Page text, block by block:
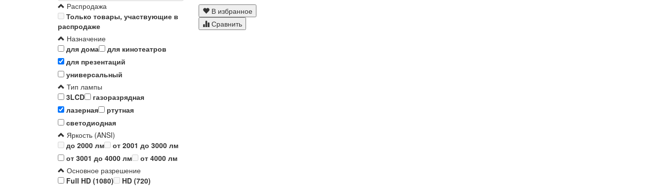
Распродажа
Только товары, участвующие в
распродаже
Назначение
для дома
для кинотеатров
для презентаций
универсальный
Тип лампы
3LCD
газоразрядная
лазерная
ртутная
светодиодная
Яркость (ANSI)
до 2000 лм
от 2001 до 3000 лм
от 3001 до 4000 лм
от 4000 лм
Основное разрешение
Full HD (1080)
HD (720)
В избранное
Сравнить